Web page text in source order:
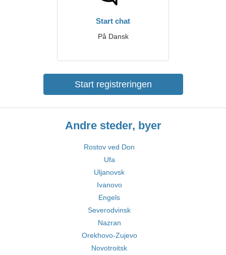
Start chat
På Dansk
Start registreringen
Andre steder, byer
Rostov ved Don
Ufa
Uljanovsk
Ivanovo
Engels
Severodvinsk
Nazran
Orekhovo-Zujevo
Novotroitsk